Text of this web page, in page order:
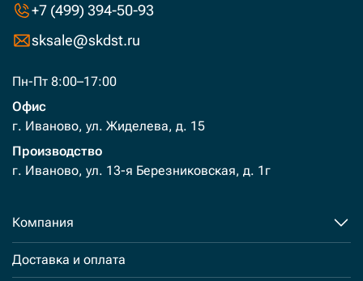
+7 (499) 394-50-93
sksale@skdst.ru
Пн-Пт 8:00–17:00
Офис
г. Иваново, ул. Жиделева, д. 15
Производство
г. Иваново, ул. 13-я Березниковская, д. 1г
Компания
Доставка и оплата